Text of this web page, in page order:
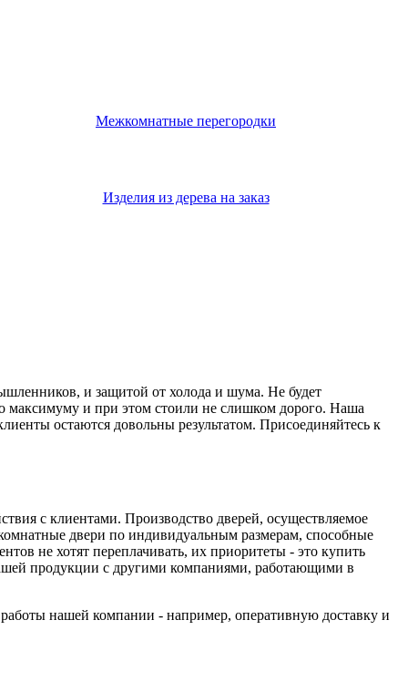
Межкомнатные перегородки
Изделия из дерева на заказ
и защитой от холода и шума. Не будет
максимуму и при этом стоили не слишком дорого. Наша
остаются довольны результатом. Присоединяйтесь к
с клиентами. Производство дверей, осуществляемое
двери по индивидуальным размерам, способные
не хотят переплачивать, их приоритеты - это купить
продукции с другими компаниями, работающими в
нашей компании - например, оперативную доставку и